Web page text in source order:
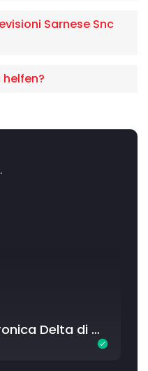
Sarnese Snc
Autofficina Meccatronica Delta di Cinque Carmine